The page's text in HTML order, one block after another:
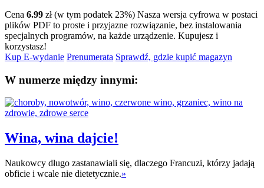
Cena 6.99 zł (w tym podatek 23%) Nasza wersja cyfrowa w postaci
plików PDF to proste i przyjazne rozwiązanie, bez instalowania
specjalnych programów, na każde urządzenie. Kupujesz i
korzystasz!
Kup E-wydanie Prenumerata Sprawdź, gdzie kupić magazyn
W numerze między innymi:
Wina, wina dajcie!
Naukowcy długo zastanawiali się, dlaczego Francuzi, którzy jadają
obficie i wcale nie dietetycznie.»